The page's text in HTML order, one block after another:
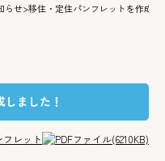
らせ>移住・定住パンフレットを作成し
ました！
フレット
(6210KB)